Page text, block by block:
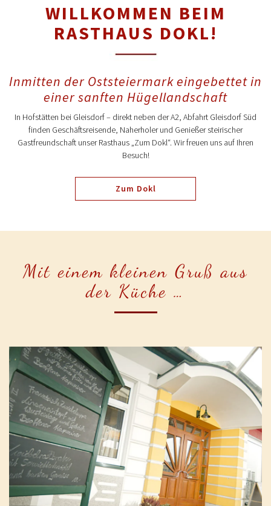
WILLKOMMEN BEIM
RASTHAUS DOKL!
Inmitten der Oststeiermark eingebettet in
einer sanften Hügellandschaft
In Hofstätten bei Gleisdorf – direkt neben der A2, Abfahrt Gleisdorf Süd
finden Geschäftsreisende, Naherholer und Genießer steirischer
Gastfreundschaft unser Rasthaus „Zum Dokl“. Wir freuen uns auf Ihren
Besuch!
Zum Dokl
Mit einem kleinen Gruß aus
der Küche …